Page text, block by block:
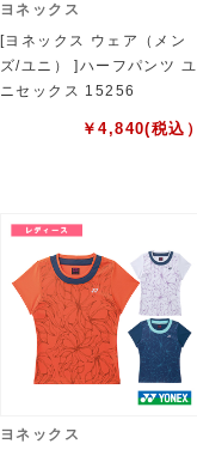
ヨネックス
[ヨネックス ウェア（メン
ズ/ユニ） ]ハーフパンツ ユ
ニセックス 15256
￥4,840(税込）
ヨネックス